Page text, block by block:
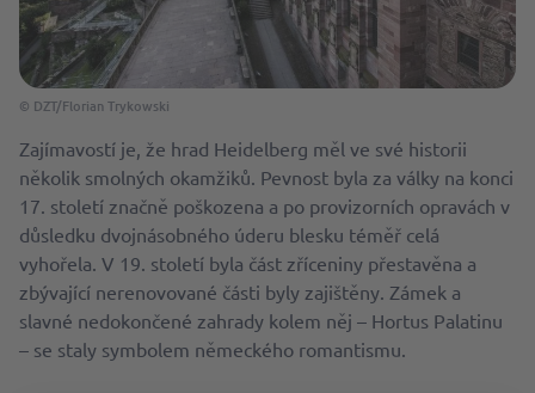
© DZT/Florian Trykowski
Zajímavostí je, že hrad Heidelberg měl ve své historii
několik smolných okamžiků. Pevnost byla za války na konci
17. století značně poškozena a po provizorních opravách v
důsledku dvojnásobného úderu blesku téměř celá
vyhořela. V 19. století byla část zříceniny přestavěna a
zbývající nerenovované části byly zajištěny. Zámek a
slavné nedokončené zahrady kolem něj – Hortus Palatinu
– se staly symbolem německého romantismu.